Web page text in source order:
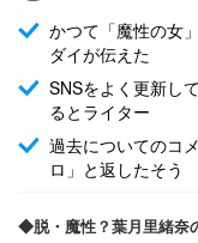
かつて「魔性の女
ダイが伝えた
SNSをよく更新し
るとライター
過去についてのコ
ロ」と返したそう
◆脱・魔性？葉月里緒奈